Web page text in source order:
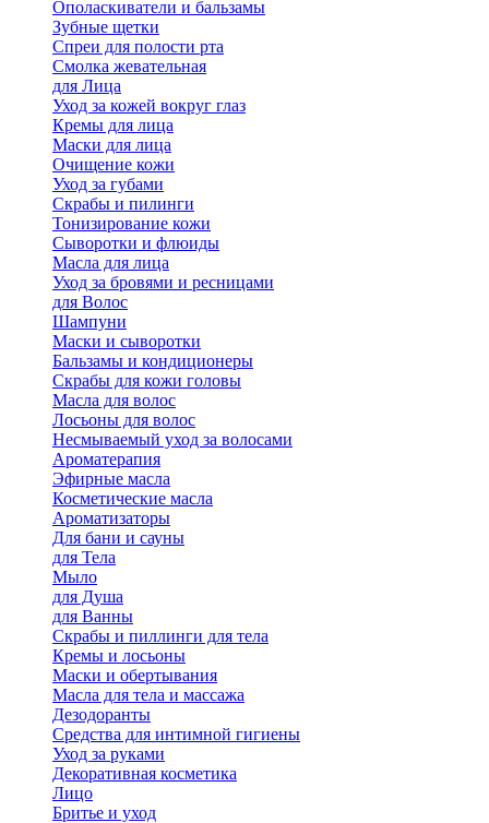
Ополаскиватели и бальзамы
Зубные щетки
Спреи для полости рта
Смолка жевательная
для Лица
Уход за кожей вокруг глаз
Кремы для лица
Маски для лица
Очищение кожи
Уход за губами
Скрабы и пилинги
Тонизирование кожи
Сыворотки и флюиды
Масла для лица
Уход за бровями и ресницами
для Волос
Шампуни
Маски и сыворотки
Бальзамы и кондиционеры
Скрабы для кожи головы
Масла для волос
Лосьоны для волос
Несмываемый уход за волосами
Ароматерапия
Эфирные масла
Косметические масла
Ароматизаторы
Для бани и сауны
для Тела
Мыло
для Душа
для Ванны
Скрабы и пиллинги для тела
Кремы и лосьоны
Маски и обертывания
Масла для тела и массажа
Дезодоранты
Средства для интимной гигиены
Уход за руками
Декоративная косметика
Лицо
Бритье и уход